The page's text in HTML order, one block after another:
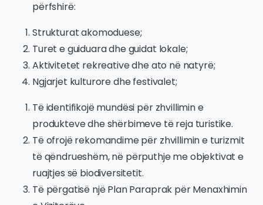
përfshirë:
Strukturat akomoduese;
Turet e guiduara dhe guidat lokale;
Aktivitetet rekreative dhe ato në natyrë;
Ngjarjet kulturore dhe festivalet;
Të identifikojë mundësi për zhvillimin e
produkteve dhe shërbimeve të reja turistike.
Të ofrojë rekomandime për zhvillimin e turizmit
të qëndrueshëm, në përputhje me objektivat e
ruajtjes së biodiversitetit.
Të përgatisë një Plan Paraprak për Menaxhimin